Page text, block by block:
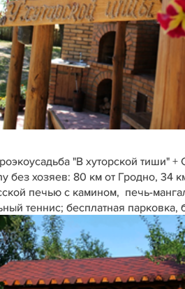
"В хуторской тиши" +
без хозяев: 80 км от Гродно, 34
печью с камином, печь-
теннис; бесплатная парковка,